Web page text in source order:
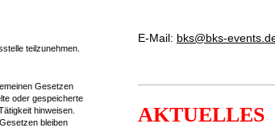
teilzunehmen.
Gesetzen
oder gespeicherte
hinweisen.
bleiben
E-Mail: bks@bks-
AKTUELLES